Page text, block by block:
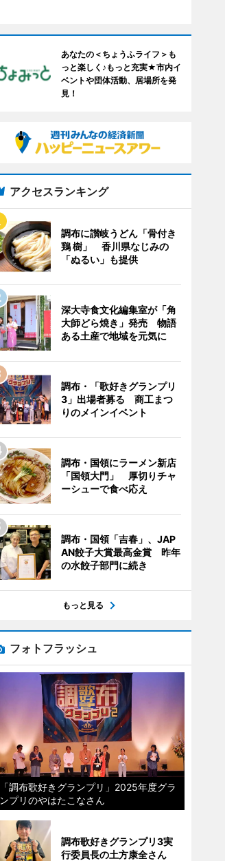
あなたの＜ちょうふライフ＞も
っと楽しく♪もっと充実★市内イ
ベントや団体活動、居場所を発
見！
アクセスランキング
調布に讃岐うどん「骨付き
鶏 樹」 香川県なじみの
「ぬるい」も提供
深大寺食文化編集室が「角
大師どら焼き」発売 物語
ある土産で地域を元気に
調布・「歌好きグランプリ
3」出場者募る 商工まつ
りのメインイベント
調布・国領にラーメン新店
「国領大門」 厚切りチャ
ーシューで食べ応え
調布・国領「吉春」、JAP
AN餃子大賞最高金賞 昨年
の水餃子部門に続き
もっと見る
フォトフラッシュ
「調布歌好きグランプリ」2025年度グラ
ンプリのやはたこなさん
調布歌好きグランプリ3実
行委員長の土方康全さん